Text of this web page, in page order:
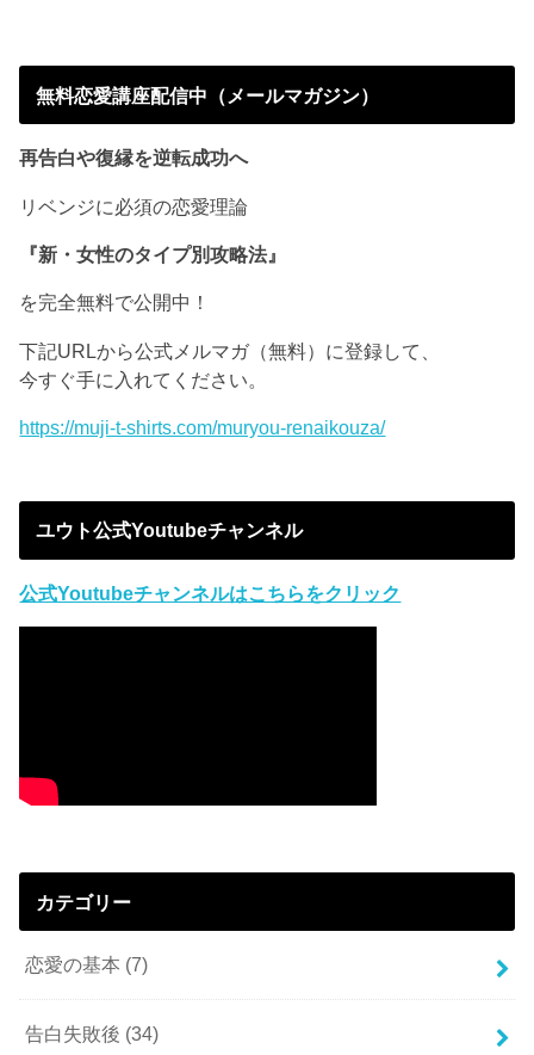
無料恋愛講座配信中（メールマガジン）
再告白や復縁を逆転成功へ
リベンジに必須の恋愛理論
『新・女性のタイプ別攻略法』
を完全無料で公開中！
下記URLから公式メルマガ（無料）に登録して、
今すぐ手に入れてください。
https://muji-t-shirts.com/muryou-renaikouza/
ユウト公式Youtubeチャンネル
公式Youtubeチャンネルはこちらをクリック
カテゴリー
恋愛の基本 (7)
告白失敗後 (34)